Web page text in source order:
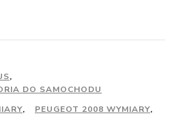
,
DO SAMOCHODU
, PEUGEOT 2008 WYMIARY,